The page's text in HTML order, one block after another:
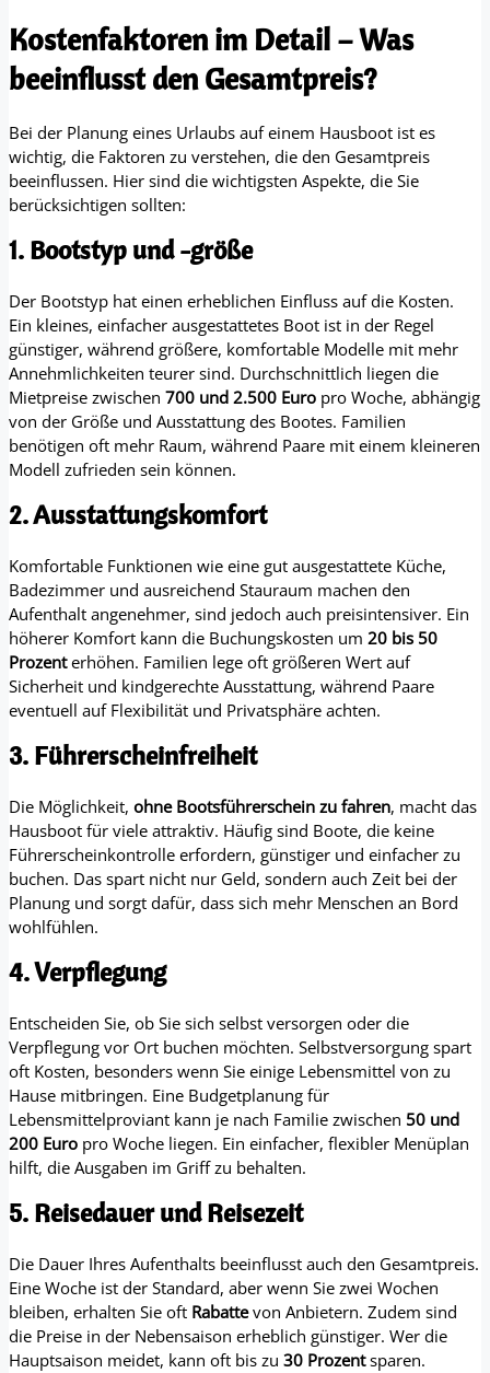
Kostenfaktoren im Detail – Was
beeinflusst den Gesamtpreis?
Bei der Planung eines Urlaubs auf einem Hausboot ist es
wichtig, die Faktoren zu verstehen, die den Gesamtpreis
beeinflussen. Hier sind die wichtigsten Aspekte, die Sie
berücksichtigen sollten:
1. Bootstyp und -größe
Der Bootstyp hat einen erheblichen Einfluss auf die Kosten.
Ein kleines, einfacher ausgestattetes Boot ist in der Regel
günstiger, während größere, komfortable Modelle mit mehr
Annehmlichkeiten teurer sind. Durchschnittlich liegen die
Mietpreise zwischen700 und 2.500 Euro pro Woche, abhängig
von der Größe und Ausstattung des Bootes. Familien
benötigen oft mehr Raum, während Paare mit einem kleineren
Modell zufrieden sein können.
2. Ausstattungskomfort
Komfortable Funktionen wie eine gut ausgestattete Küche,
Badezimmer und ausreichend Stauraum machen den
Aufenthalt angenehmer, sind jedoch auch preisintensiver. Ein
höherer Komfort kann die Buchungskosten um20 bis 50
Prozenterhöhen. Familien lege oft größeren Wert auf
Sicherheit und kindgerechte Ausstattung, während Paare
eventuell auf Flexibilität und Privatsphäre achten.
3. Führerscheinfreiheit
Die Möglichkeit,ohne Bootsführerschein zu fahren, macht das
Hausboot für viele attraktiv. Häufig sind Boote, die keine
Führerscheinkontrolle erfordern, günstiger und einfacher zu
buchen. Das spart nicht nur Geld, sondern auch Zeit bei der
Planung und sorgt dafür, dass sich mehr Menschen an Bord
wohlfühlen.
4. Verpflegung
Entscheiden Sie, ob Sie sich selbst versorgen oder die
Verpflegung vor Ort buchen möchten. Selbstversorgung spart
oft Kosten, besonders wenn Sie einige Lebensmittel von zu
Hause mitbringen. Eine Budgetplanung für
Lebensmittelproviant kann je nach Familie zwischen 50 und
200 Euro pro Woche liegen. Ein einfacher, flexibler Menüplan
hilft, die Ausgaben im Griff zu behalten.
5. Reisedauer und Reisezeit
Die Dauer Ihres Aufenthalts beeinflusst auch den Gesamtpreis.
Eine Woche ist der Standard, aber wenn Sie zwei Wochen
bleiben, erhalten Sie oft Rabattevon Anbietern. Zudem sind
die Preise in der Nebensaison erheblich günstiger. Wer die
Hauptsaison meidet, kann oft bis zu30 Prozentsparen.